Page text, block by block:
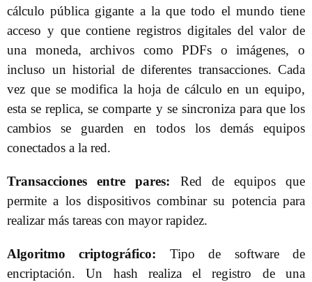
cálculo pública gigante a la que todo el mundo tiene
acceso y que contiene registros digitales del valor de
una moneda, archivos como PDFs o imágenes, o
incluso un historial de diferentes transacciones. Cada
vez que se modifica la hoja de cálculo en un equipo,
esta se replica, se comparte y se sincroniza para que los
cambios se guarden en todos los demás equipos
conectados a la red.
Transacciones entre pares: Red de equipos que
permite a los dispositivos combinar su potencia para
realizar más tareas con mayor rapidez.
Algoritmo criptográfico: Tipo de software de
encriptación. Un hash realiza el registro de una